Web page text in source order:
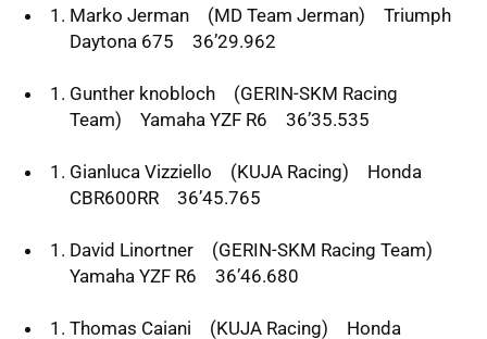
Marko Jerman (MD Team Jerman) Triumph
Daytona 675 36’29.962
Gunther knobloch (GERIN-SKM Racing
Team) Yamaha YZF R6 36’35.535
Gianluca Vizziello (KUJA Racing) Honda
CBR600RR 36’45.765
David Linortner (GERIN-SKM Racing Team)
Yamaha YZF R6 36’46.680
Thomas Caiani (KUJA Racing) Honda